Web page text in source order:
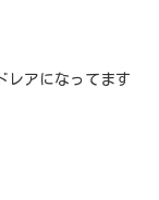
アになってます